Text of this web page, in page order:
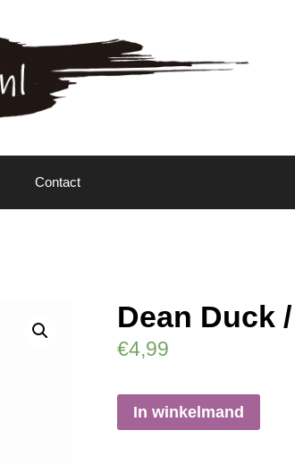
Contact
Dean Duck
€4,99
In winkelmand